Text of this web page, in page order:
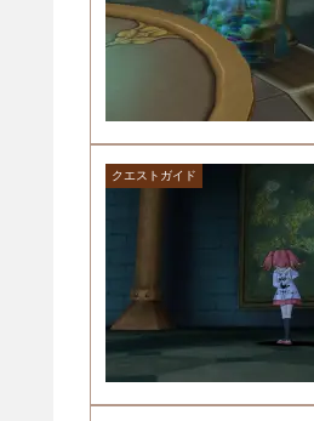
クエストガイド